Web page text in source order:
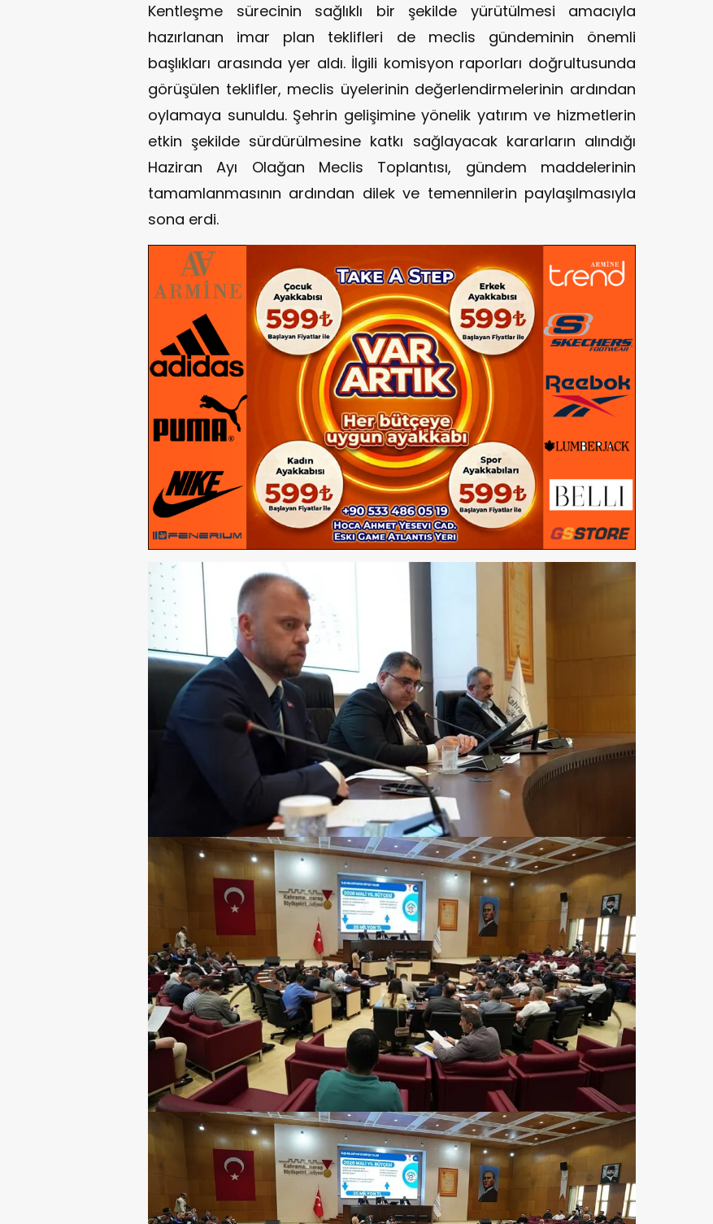
Kentleşme sürecinin sağlıklı bir şekilde yürütülmesi amacıyla
hazırlanan imar plan teklifleri de meclis gündeminin önemli
başlıkları arasında yer aldı. İlgili komisyon raporları doğrultusunda
görüşülen teklifler, meclis üyelerinin değerlendirmelerinin ardından
oylamaya sunuldu. Şehrin gelişimine yönelik yatırım ve hizmetlerin
etkin şekilde sürdürülmesine katkı sağlayacak kararların alındığı
Haziran Ayı Olağan Meclis Toplantısı, gündem maddelerinin
tamamlanmasının ardından dilek ve temennilerin paylaşılmasıyla
sona erdi.